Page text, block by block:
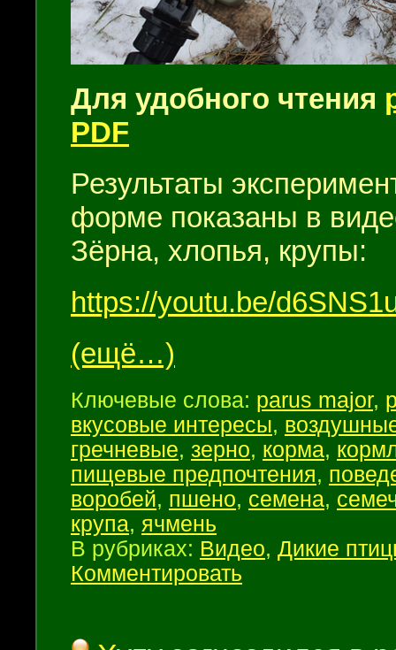
Для удобного чтения
PDF
Результаты
форме показаны в
Зёрна, хлопья, крупы:
https://youtu.be/
(ещё…)
Ключевые слова: parus major,
вкусовые интересы,
гречневые, зерно, корма,
пищевые предпочтения,
воробей, пшено, семена,
крупа, ячмень
В рубриках: Видео, Дикие
Комментировать